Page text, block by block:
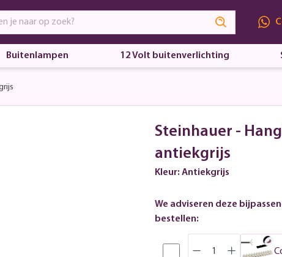
Buitenlampen 12 Volt buitenverlichting
Steinhauer -
antiekgrijs
Kleur: Antiekgrijs
We adviseren deze
bestellen: